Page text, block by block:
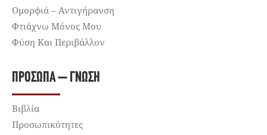
Ομορφιά – Αντιγήρανση
Φτιάχνω Μόνος Μου
Φύση Και Περιβάλλον
ΠΡΌΣΩΠΑ – ΓΝΏΣΗ
Βιβλία
Προσωπικότητες